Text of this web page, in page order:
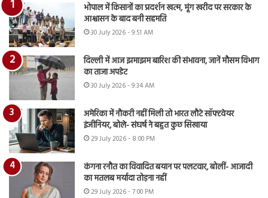
भोपाल में किसानों का प्रदर्शन खत्म, मूंग खरीद पर सरकार के
आश्वासन के बाद बनी सहमति
30 July 2026 - 9:51 AM
दिल्ली में आज झमाझम बारिश की संभावना, जानें मौसम विभाग
का ताजा अपडेट
30 July 2026 - 9:34 AM
अमेरिका में नौकरी नहीं मिली तो भारत लौटे सॉफ्टवेयर
इंजीनियर, बोले- संघर्ष ने बहुत कुछ सिखाया
29 July 2026 - 8:00 PM
कंगना रनौत का विवादित बयान पर पलटवार, बोलीं- आजादी
का मतलब मर्यादा तोड़ना नहीं
29 July 2026 - 7:00 PM